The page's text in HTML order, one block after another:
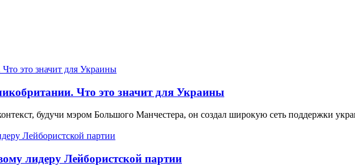
Что это значит для Украины
будучи мэром Большого Манчестера, он создал широкую сеть поддержки
лидеру Лейбористской партии